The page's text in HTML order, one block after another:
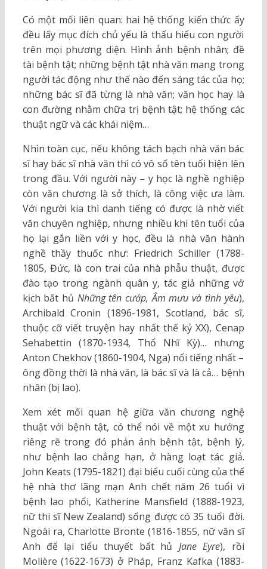
Có một mối liên quan: hai hệ thống kiến thức ấy
đều lấy mục đích chủ yếu là thấu hiểu con người
trên mọi phương diện. Hình ảnh bệnh nhân; đề
tài bệnh tật; những bệnh tật nhà văn mang trong
người tác động như thế nào đến sáng tác của họ;
những bác sĩ đã từng là nhà văn; văn học hay là
con đường nhằm chữa trị bệnh tật; hệ thống các
thuật ngữ và các khái niệm…
Nhìn toàn cục, nếu không tách bạch nhà văn bác
sĩ hay bác sĩ nhà văn thì có vô số tên tuổi hiện lên
trong đầu. Với người này – y học là nghề nghiệp
còn văn chương là sở thích, là công việc ưa làm.
Với người kia thì danh tiếng có được là nhờ viết
văn chuyên nghiệp, nhưng nhiều khi tên tuổi của
họ lại gắn liền với y học, đều là nhà văn hành
nghề thầy thuốc như: Friedrich Schiller (1788-
1805, Đức, là con trai của nhà phẫu thuật, được
đào tạo trong ngành quân y, tác giả những vở
kịch bất hủ Những tên cướp, Âm mưu và tình yêu),
Archibald Cronin (1896-1981, Scotland, bác sĩ,
thuộc cỡ viết truyện hay nhất thế kỷ XX), Cenap
Sehabettin (1870-1934, Thổ Nhĩ Kỳ)… nhưng
Anton Chekhov (1860-1904, Nga) nổi tiếng nhất –
ông đồng thời là nhà văn, là bác sĩ và là cả… bệnh
nhân (bị lao).
Xem xét mối quan hệ giữa văn chương nghệ
thuật với bệnh tật, có thể nói về một xu hướng
riêng rẽ trong đó phản ánh bệnh tật, bệnh lý,
như bệnh lao chẳng hạn, ở hàng loạt tác giả.
John Keats (1795-1821) đại biểu cuối cùng của thế
hệ nhà thơ lãng mạn Anh chết năm 26 tuổi vì
bệnh lao phổi, Katherine Mansfield (1888-1923,
nữ thi sĩ New Zealand) sống được có 35 tuổi đời.
Ngoài ra, Charlotte Bronte (1816-1855, nữ văn sĩ
Anh để lại tiểu thuyết bất hủ Jane Eyre), rồi
Molière (1622-1673) ở Pháp, Franz Kafka (1883-